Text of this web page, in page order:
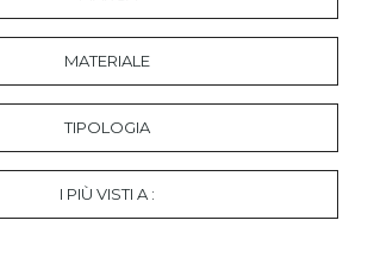
MATERIALE
TIPOLOGIA
I PIÙ VISTI A :